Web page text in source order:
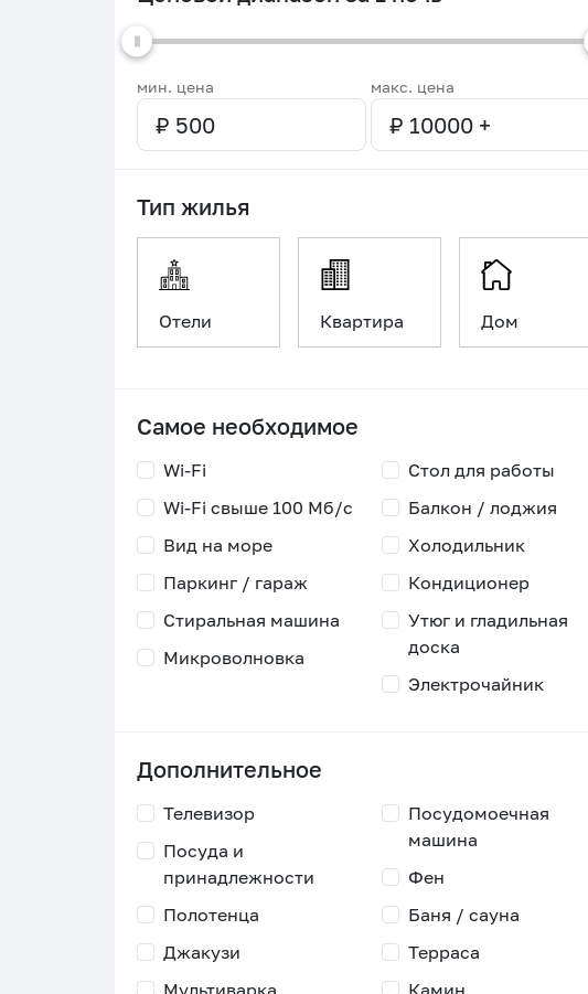
мин. цена макс. цена
Тип жилья
Отели Квартира Дом
Самое необходимое
Wi-Fi
Wi-Fi свыше 100 Мб/с
Стол для работы
Балкон / лоджия
Вид на море
Паркинг / гараж
Холодильник
Кондиционер
Стиральная машина
Микроволновка
Утюг и гладильная
доска
Электрочайник
Дополнительное
Телевизор
Посуда и
принадлежности
Посудомоечная
машина
Фен
Полотенца
Джакузи
Баня / сауна
Терраса